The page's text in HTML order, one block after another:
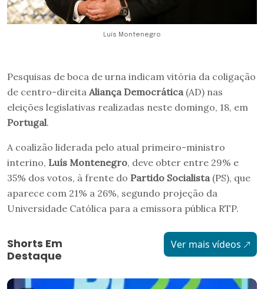
Luís Montenegro
Pesquisas de boca de urna indicam vitória da coligação
de centro-direita Aliança Democrática (AD) nas
eleições legislativas realizadas neste domingo, 18, em
Portugal.
A coalizão liderada pelo atual primeiro-ministro
interino, Luís Montenegro, deve obter entre 29% e
35% dos votos, à frente do Partido Socialista (PS), que
aparece com 21% a 26%, segundo projeção da
Universidade Católica para a emissora pública RTP.
Shorts Em
Destaque
Ver mais vídeos